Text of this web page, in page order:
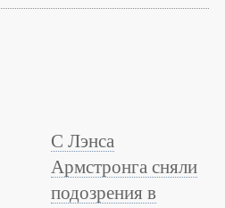
С Лэнса
Армстронга сняли
подозрения в